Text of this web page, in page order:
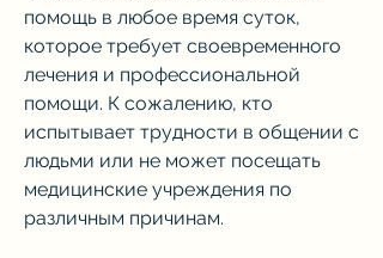
помощь в любое время суток,
которое требует своевременного
лечения и профессиональной
помощи. К сожалению, кто
испытывает трудности в общении с
людьми или не может посещать
медицинские учреждения по
различным причинам.